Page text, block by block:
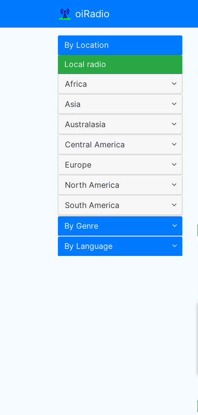
oiRadio
By Location
Local radio
Africa
Asia
Australasia
Central America
Europe
North America
South America
By Genre
By Language